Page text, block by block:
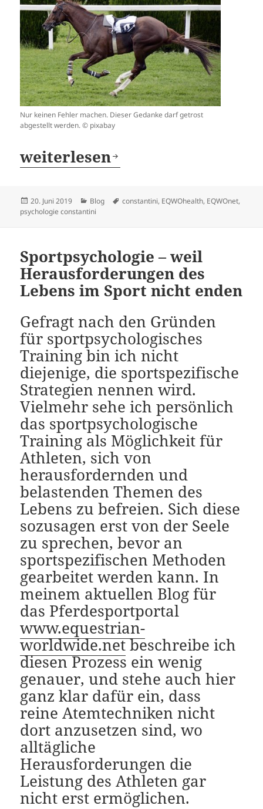
Nur keinen Fehler machen. Dieser Gedanke darf getrost
abgestellt werden. © pixabay
Lästereien im
weiterlesen
Veröffentlicht
am
20. Juni 2019 Kategorien
Blog Schlagwörter
constantini, EQWOhealth, EQWOnet,
psychologie constantini
Sportpsychologie – weil
Herausforderungen des
Lebens im Sport nicht enden
Gefragt nach den Gründen
für sportpsychologisches
Training bin ich nicht
diejenige, die sportspezifische
Strategien nennen wird.
Vielmehr sehe ich persönlich
das sportpsychologische
Training als Möglichkeit für
Athleten, sich von
herausfordernden und
belastenden Themen des
Lebens zu befreien. Sich diese
sozusagen erst von der Seele
zu sprechen, bevor an
sportspezifischen Methoden
gearbeitet werden kann. In
meinem aktuellen Blog für
das Pferdesportportal
www.equestrian-
worldwide.netbeschreibe ich
diesen Prozess ein wenig
genauer, und stehe auch hier
ganz klar dafür ein, dass
reine Atemtechniken nicht
dort anzusetzen sind, wo
alltägliche
Herausforderungen die
Leistung des Athleten gar
nicht erst ermöglichen.